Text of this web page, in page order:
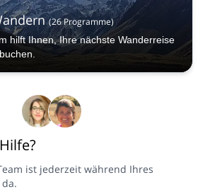
(26Programme)
hilft Ihnen, Ihre nächste Wanderreise
ist jederzeit während Ihres